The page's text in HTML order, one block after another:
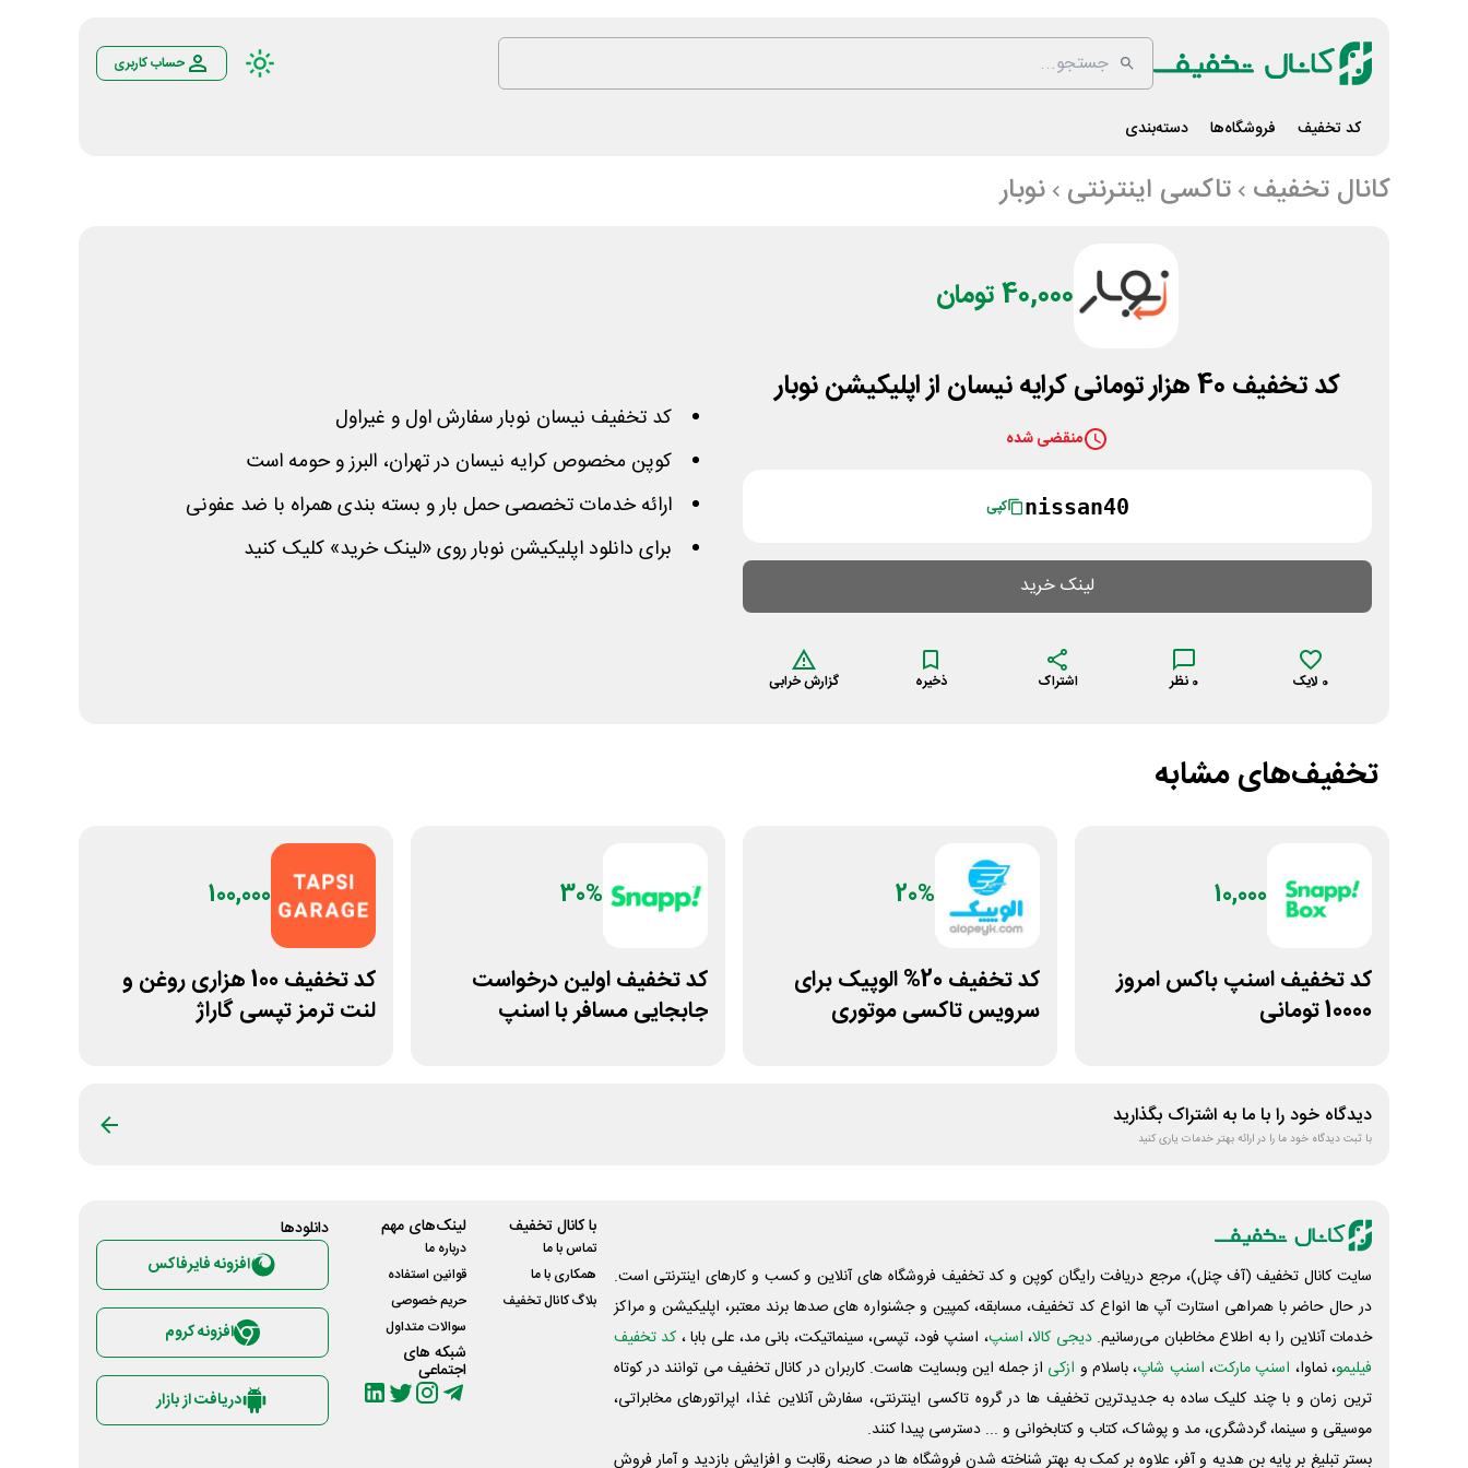
حساب کاربری
کد تخفیف فروشگاه‌ها دسته‌بندی
کانال تخفیف تاکسی اینترنتی نوبار
40,000 تومان
کد تخفیف 40 هزار تومانی کرایه نیسان از اپلیکیشن نوبار
منقضی شده
nissan40 کپی
لینک خرید
0 لایک 0 نظر اشتراک ذخیره گزارش خرابی
کد تخفیف نیسان نوبار سفارش اول و غیراول
کوپن مخصوص کرایه نیسان در تهران، البرز و حومه است
ارائه خدمات تخصصی حمل بار و بسته بندی همراه با ضد عفونی
برای دانلود اپلیکیشن نوبار روی «لینک خرید» کلیک کنید
تخفیف‌های مشابه
10,000
کد تخفیف اسنپ باکس امروز
10000 تومانی
20%
کد تخفیف 20% الوپیک برای
سرویس تاکسی موتوری
30%
کد تخفیف اولین درخواست
جابجایی مسافر با اسنپ
100,000
کد تخفیف 100 هزاری روغن و
لنت ترمز تپسی گاراژ
دیدگاه خود را با ما به اشتراک بگذارید
با ثبت دیدگاه خود ما را در ارائه بهتر خدمات یاری کنید
سایت کانال تخفیف (آف چنل)، مرجع دریافت رایگان کوپن و کد تخفیف فروشگاه های آنلاین و کسب و‌ کارهای اینترنتی است.
در حال حاضر با همراهی استارت آپ ها انواع کد تخفیف، مسابقه، کمپین و جشنواره های صدها برند معتبر، اپلیکیشن و مراکز
خدمات آنلاین را به اطلاع مخاطبان می‌رسانیم. دیجی کالا، اسنپ، اسنپ فود، تپسی، سینماتیکت، بانی مد، علی‌ بابا ، کد تخفیف
فیلیمو، نماوا، اسنپ مارکت، اسنپ شاپ، باسلام و ازکی از جمله این وبسایت ‌هاست. کاربران در کانال تخفیف می توانند در کوتاه
ترین زمان و با چند کلیک ساده به جدیدترین تخفیف ها در گروه تاکسی اینترنتی، سفارش آنلاین غذا، اپراتورهای مخابراتی،
موسیقی و سینما، گردشگری، مد و پوشاک، کتاب و کتابخوانی و ... دسترسی پیدا کنند.
بستر تبلیغ بر پایه بن هدیه و آفر، علاوه بر کمک به بهتر شناخته شدن فروشگاه ها در صحنه رقابت و افزایش بازدید و آمار فروش
با کانال تخفیف
تماس با ما
همکاری با ما
بلاگ کانال تخفیف
لینک‌های مهم
درباره ما
قوانین استفاده
حریم خصوصی
سوالات متداول
شبکه های
اجتماعی
دانلود‌ها
افزونه فایرفاکس
افزونه کروم
دریافت از بازار